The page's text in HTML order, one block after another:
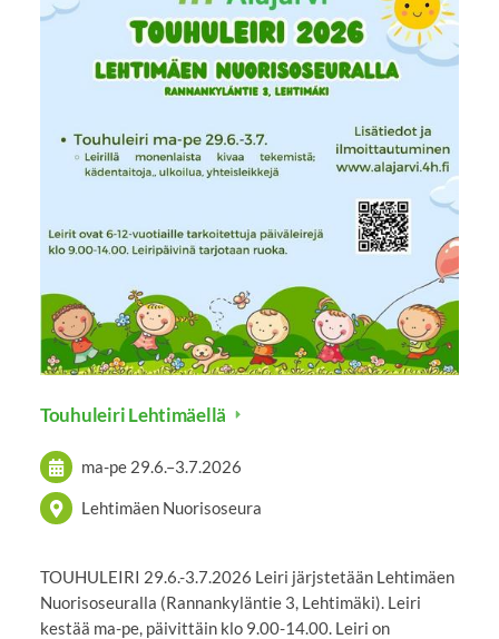
Touhuleiri Lehtimäellä
ma-pe 29.6.–3.7.2026
Lehtimäen Nuorisoseura
TOUHULEIRI 29.6.-3.7.2026 Leiri järjstetään Lehtimäen
Nuorisoseuralla (Rannankyläntie 3, Lehtimäki). Leiri
kestää ma-pe, päivittäin klo 9.00-14.00. Leiri on